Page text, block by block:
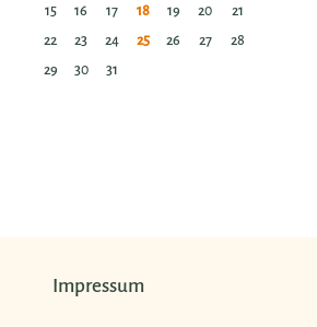
15
16 17 18 19 20
21
22
23 24 25 26 27
28
29
30 31
Impressum